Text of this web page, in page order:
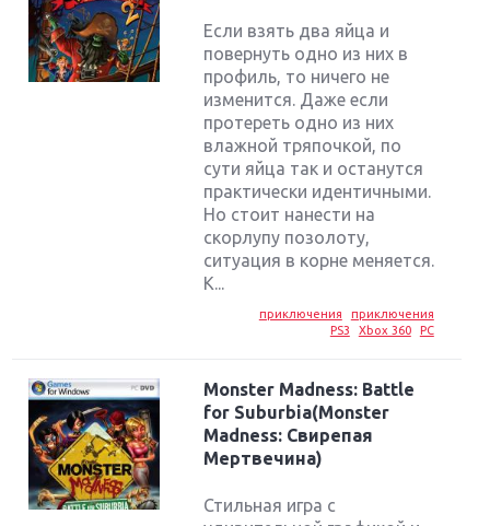
Если взять два яйца и
повернуть одно из них в
профиль, то ничего не
изменится. Даже если
протереть одно из них
влажной тряпочкой, по
сути яйца так и останутся
практически идентичными.
Но стоит нанести на
скорлупу позолоту,
ситуация в корне меняется.
К...
приключения
приключения
PS3
Xbox 360 PC
Monster Madness: Battle
for Suburbia(Monster
Madness: Свирепая
Мертвечина)
Стильная игра с